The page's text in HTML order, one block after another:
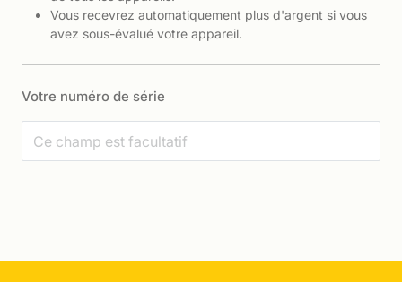
Vous recevrez automatiquement plus d'argent si vous
avez sous-évalué votre appareil.
Votre numéro de série